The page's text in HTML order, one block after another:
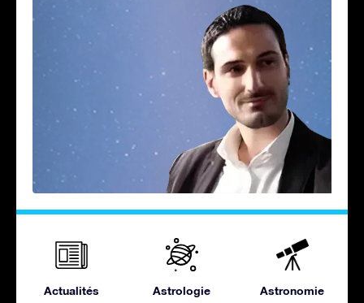
Actualités Astrologie Astronomie